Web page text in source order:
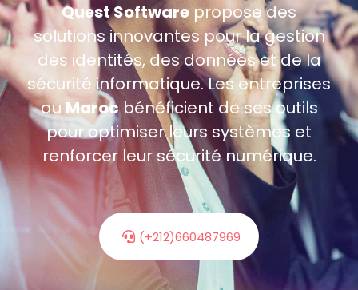
Quest Software propose des
solutions innovantes pour la gestion
des identités, des données et de la
sécurité informatique. Les entreprises
au Marocbénéficient de ses outils
pour optimiser leurs systèmes et
renforcer leur sécurité numérique.
(+212)660487969